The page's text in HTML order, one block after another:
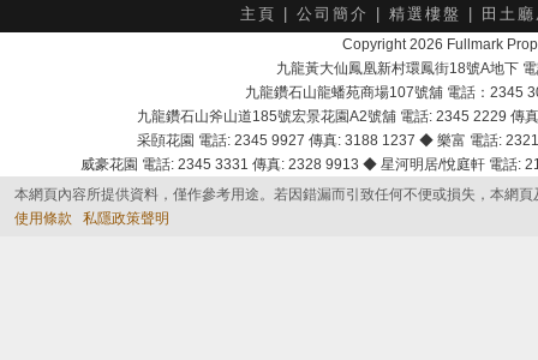
主頁 公司簡介 精選樓盤 田土
Copyright 2026 Fullmark
九龍黃大仙鳳凰新村環鳳街18號A地下
九龍鑽石山龍蟠苑商場107號舖 電話：2345
九龍鑽石山斧山道185號宏景花園A2號舖 電話: 2345 2229
采頣花園 電話: 2345 9927 傳真: 3188 1237 ◆ 樂富 電話:
威豪花園 電話: 2345 3331 傳真: 2328 9913 ◆ 星河明居/悅庭軒 電話
本網頁內容所提供資料，僅作參考用途。若因錯漏而引致任何不便或損失，本網
使用條款
私隱政策聲明